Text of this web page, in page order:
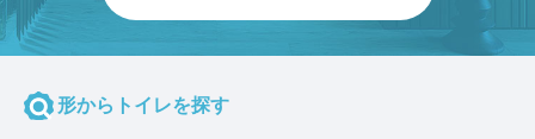
形からトイレを探す